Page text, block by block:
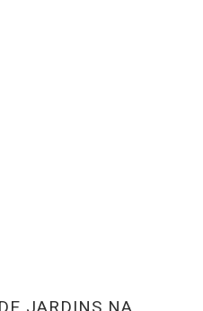
JARDINS NA